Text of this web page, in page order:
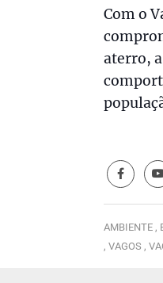
Com o
aterro,
AMBIENTE ,
, VAGOS ,